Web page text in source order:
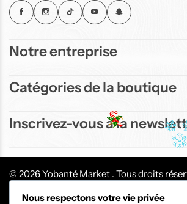
Notre entreprise
Catégories de la boutique
Inscrivez-vous à la
© 2026 Yobanté Market . Tous droits
Nous respectons votre vie privée